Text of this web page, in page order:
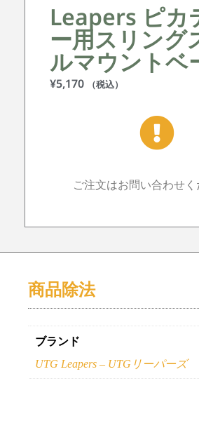
Leapers ピカ
ー用スリング
ルマウントベ
¥5,170 （税込）
ご注文はお問い合わせく
商品除法
ブランド
UTG Leapers – UTGリーパーズ